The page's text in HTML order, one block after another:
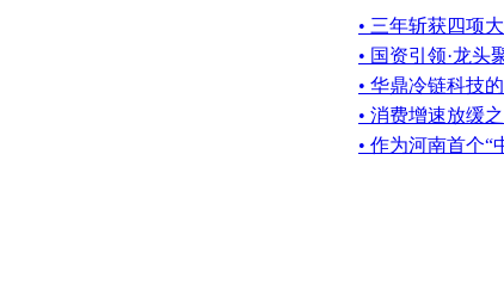
• 三年斩获四项
• 国资引领·龙头
• 华鼎冷链科技
• 消费增速放缓
• 作为河南首个“